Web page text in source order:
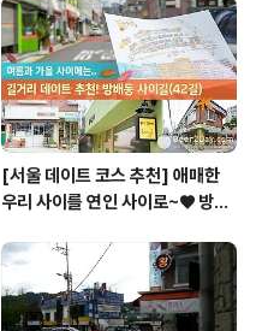
[서울 데이트 코스 추천] 애매한
우리 사이를 연인 사이로~♥ 방배